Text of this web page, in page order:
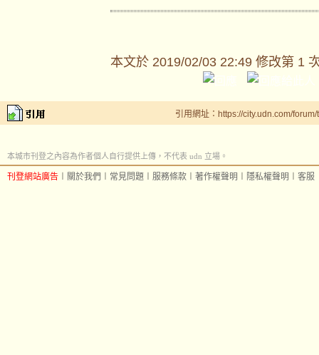
本文於 2019/02/03 22:49 修改第 1
引用網址：https://city.udn.com/
本城市刊登之內容為作者個人自行提供上傳，不代表 udn 立場。
刊登網站廣告 關於我們 常見問題 服務條款 著作權聲明 隱私權聲明 客服